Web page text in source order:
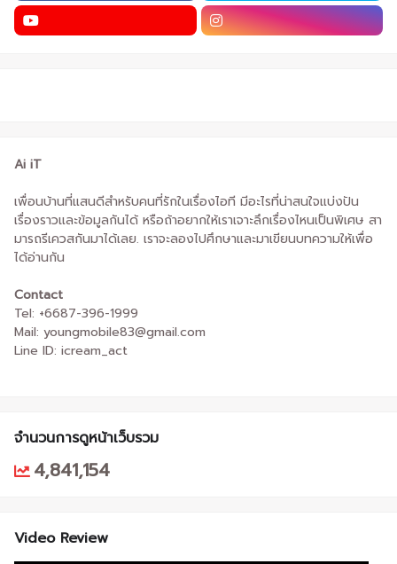
Ai iT
เพื่อนบ้านที่แสนดีสำหรับคนที่รักในเรื่องไอที มีอะไรที่น่าสนใจแบ่งปัน
เรื่องราวและข้อมูลกันได้ หรือถ้าอยากให้เราเจาะลึกเรื่องไหนเป็นพิเศษ สา
มารถรีเควสกันมาได้เลย. เราจะลองไปศึกษาและมาเขียนบทความให้เพื่อ
ได้อ่านกัน
Contact
Tel: +6687-396-1999
Mail: youngmobile83@gmail.com
Line ID: icream_act
จำนวนการดูหน้าเว็บรวม
4,841,154
Video Review